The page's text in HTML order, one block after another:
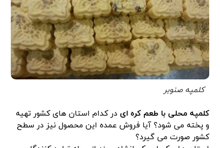
کلمپه صنوبر
کلمپه محلی با طعم کره ای در کدام استان های کشور تهیه
و پخته می شود؟ آیا فروش عمده این محصول نیز در سطح
کشور صورت می گیرد؟